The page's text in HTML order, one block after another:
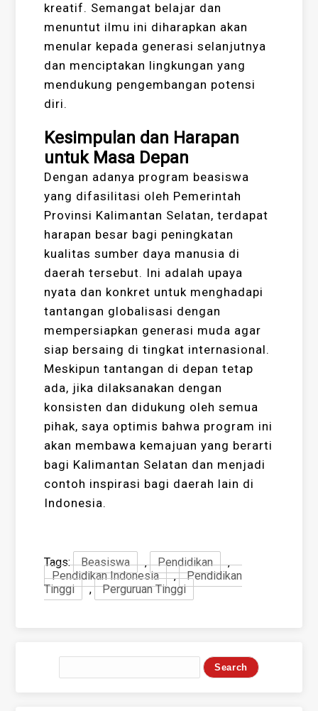
kreatif. Semangat belajar dan
menuntut ilmu ini diharapkan akan
menular kepada generasi selanjutnya
dan menciptakan lingkungan yang
mendukung pengembangan potensi
diri.
Kesimpulan dan Harapan
untuk Masa Depan
Dengan adanya program beasiswa
yang difasilitasi oleh Pemerintah
Provinsi Kalimantan Selatan, terdapat
harapan besar bagi peningkatan
kualitas sumber daya manusia di
daerah tersebut. Ini adalah upaya
nyata dan konkret untuk menghadapi
tantangan globalisasi dengan
mempersiapkan generasi muda agar
siap bersaing di tingkat internasional.
Meskipun tantangan di depan tetap
ada, jika dilaksanakan dengan
konsisten dan didukung oleh semua
pihak, saya optimis bahwa program ini
akan membawa kemajuan yang berarti
bagi Kalimantan Selatan dan menjadi
contoh inspirasi bagi daerah lain di
Indonesia.
Tags: Beasiswa , Pendidikan
,
Pendidikan Indonesia
,
Pendidikan
Tinggi
, Perguruan Tinggi